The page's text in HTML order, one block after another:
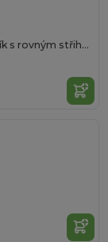
NANUK Multifunkční nákrčník s rovným střihem a trubkovým designem